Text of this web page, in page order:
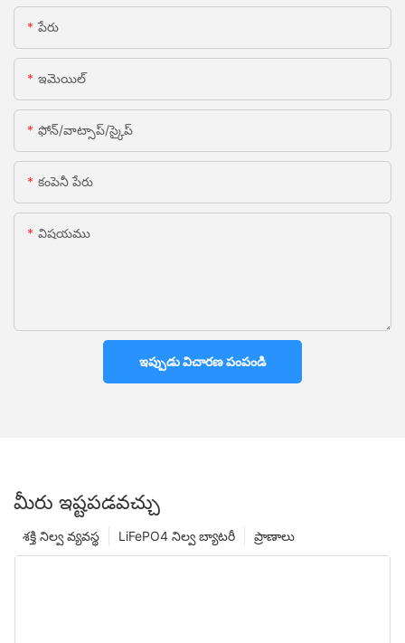
పేరు
ఇమెయిల్
ఫోన్/వాట్సాప్/స్కైప్
కంపెనీ పేరు
విషయము
ఇప్పుడు విచారణ పంపండి
మీరు ఇష్టపడవచ్చు
ప్రాణాలు
LiFePO4 నిల్వ బ్యాటరీ
శక్తి నిల్వ వ్యవస్థ